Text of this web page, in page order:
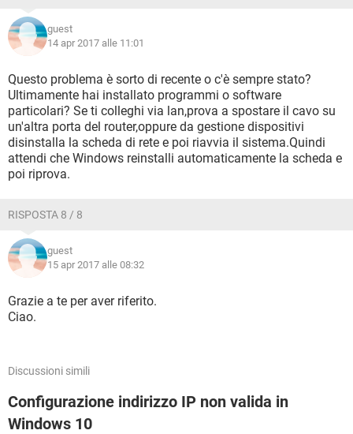
guest
14 apr 2017 alle 11:01
Questo problema è sorto di recente o c'è sempre stato?
Ultimamente hai installato programmi o software
particolari? Se ti colleghi via lan,prova a spostare il cavo su
un'altra porta del router,oppure da gestione dispositivi
disinstalla la scheda di rete e poi riavvia il sistema.Quindi
attendi che Windows reinstalli automaticamente la scheda e
poi riprova.
RISPOSTA 8 / 8
guest
15 apr 2017 alle 08:32
Grazie a te per aver riferito.
Ciao.
Discussioni simili
Configurazione indirizzo IP non valida in
Windows 10